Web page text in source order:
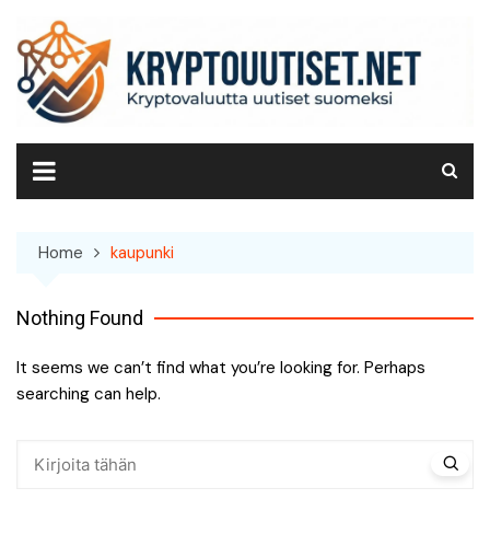
content
Home kaupunki
Nothing Found
It seems we can’t find what you’re looking for. Perhaps
searching can help.